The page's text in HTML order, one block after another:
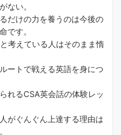
ない。
だけの力を養うのは今後の
です。
考えている人はそのまま惰
ートで戦える英語を身につ
れるCSA英会話の体験レッ
がぐんぐん上達する理由は